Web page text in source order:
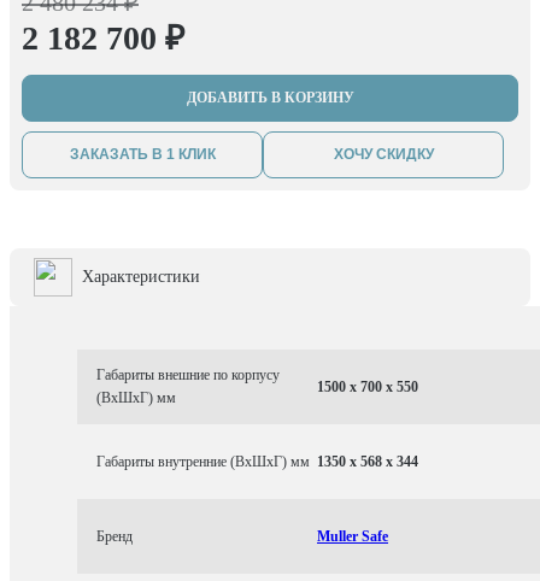
2 182 700 ₽
ДОБАВИТЬ В КОРЗИНУ
ЗАКАЗАТЬ В 1 КЛИК ХОЧУ СКИДКУ
Характеристики
Габариты внешние по корпусу
(ВхШхГ) мм
1500 x 700 x 550
Габариты внутренние (ВхШхГ) мм 1350 x 568 x 344
Бренд Muller Safe